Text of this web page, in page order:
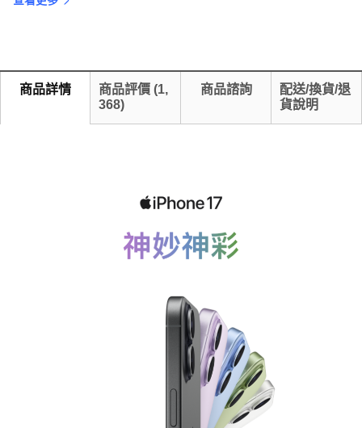
商品詳情 商品評價 (1,
368)
商品諮詢
配送/換貨/退
貨說明